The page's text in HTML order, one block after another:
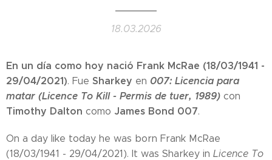
18.03.2026
En un día como hoy nació Frank McRae (18/03/1941 -
29/04/2021). Fue Sharkey en 007: Licencia para
matar (Licence To Kill - Permis de tuer, 1989) con
Timothy Dalton como James Bond 007.
On a day like today he was born Frank McRae
(18/03/1941 - 29/04/2021). It was Sharkey in Licence To